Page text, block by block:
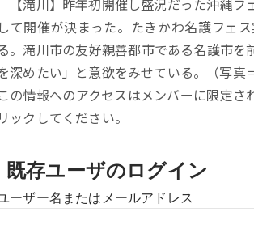
【滝川】昨年初開催し盛況だった沖縄フ
して開催が決まった。たきかわ名護フェ
。滝川市の友好親善都市である名護市
深めたい」と意欲をみせている。（写
この情報へのアクセスはメンバーに限定
リックしてください。
既存ユーザのログイン
ーザー名またはメールアドレス